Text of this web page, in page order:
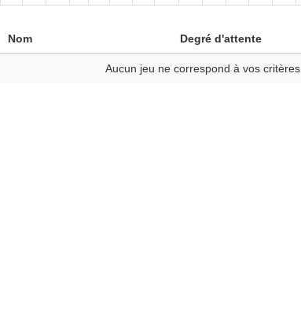
Nom Degré d'attente
Aucun jeu ne correspond à vos critères.